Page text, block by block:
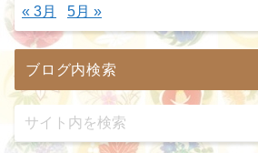
« 3月 5月 »
ブログ内検索